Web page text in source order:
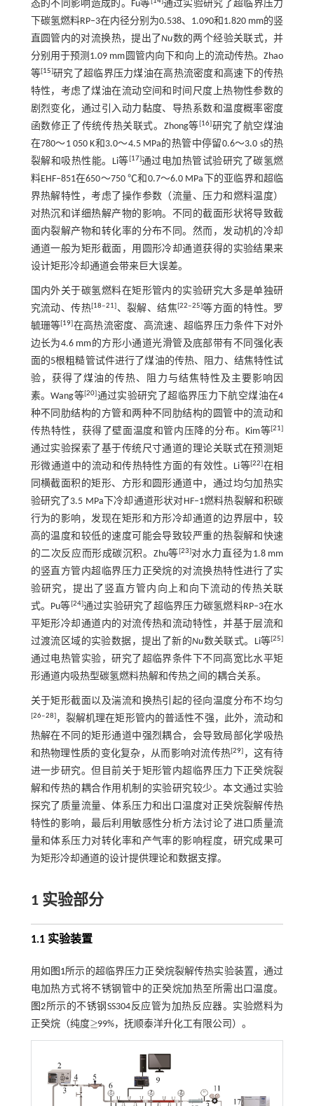
态的不同影响造成的。Fu等
通过实验研究了超临界压力
下碳氢燃料RP‒3在内径分别为0.538、1.090和1.820 mm的竖
直圆管内的对流换热，提出了Nu数的两个经验关联式，并
分别用于预测1.09 mm圆管内向下和向上的流动传热。Zhao
等[15]研究了超临界压力煤油在高热流密度和高速下的传热
特性，考虑了煤油在流动空间和时间尺度上热物性参数的
剧烈变化，通过引入动力黏度、导热系数和温度概率密度
函数修正了传统传热关联式。Zhong等[16]研究了航空煤油
在780～1 050 K和3.0～4.5 MPa的热管中停留0.6～3.0 s的热
裂解和吸热性能。Li等[17]通过电加热管试验研究了碳氢燃
料EHF‒851在650～750 ℃和0.7～6.0 MPa下的亚临界和超临
界热解特性，考虑了操作参数（流量、压力和燃料温度）
对热沉和详细热解产物的影响。不同的截面形状将导致截
面内裂解产物和转化率的分布不同。然而，发动机的冷却
通道一般为矩形截面，用圆形冷却通道获得的实验结果来
设计矩形冷却通道会带来巨大误差。
国内外关于碳氢燃料在矩形管内的实验研究大多是单独研
究流动、传热[18‒21] 、裂解、结焦[22‒25]等方面的特性。罗
毓珊等[19]在高热流密度、高流速、超临界压力条件下对外
边长为4.6 mm的方形小通道光滑管及底部带有不同强化表
面的5根粗糙管试件进行了煤油的传热、阻力、结焦特性试
验，获得了煤油的传热、阻力与结焦特性及主要影响因
素。Wang等[20]通过实验研究了超临界压力下航空煤油在4
种不同肋结构的方管和两种不同肋结构的圆管中的流动和
传热特性，获得了壁面温度和管内压降的分布。Kim等[21]
通过实验探索了基于传统尺寸通道的理论关联式在预测矩
形微通道中的流动和传热特性方面的有效性。Li等[22]在相
同横截面积的矩形、方形和圆形通道中，通过均匀加热实
验研究了3.5 MPa下冷却通道形状对HF‒1燃料热裂解和积碳
行为的影响，发现在矩形和方形冷却通道的边界层中，较
高的温度和较低的速度可能会导致较严重的热裂解和快速
的二次反应而形成碳沉积。Zhu等[23]对水力直径为1.8 mm
的竖直方管内超临界压力正癸烷的对流换热特性进行了实
验研究，提出了竖直方管内向上和向下流动的传热关联
式。Pu等[24]通过实验研究了超临界压力碳氢燃料RP‒3在水
平矩形冷却通道内的对流传热和流动特性，并基于层流和
过渡流区域的实验数据，提出了新的Nu数关联式。Li等[25]
通过电热管实验，研究了超临界条件下不同高宽比水平矩
形通道内吸热型碳氢燃料热解和传热之间的耦合关系。
关于矩形截面以及湍流和换热引起的径向温度分布不均匀
[26‒28]，裂解机理在矩形管内的普适性不强，此外，流动和
热解在不同的矩形通道中强烈耦合，会导致局部化学吸热
和热物理性质的变化复杂，从而影响对流传热[29] ，这有待
进一步研究。但目前关于矩形管内超临界压力下正癸烷裂
解和传热的耦合作用机制的实验研究较少。本文通过实验
探究了质量流量、体系压力和出口温度对正癸烷裂解传热
特性的影响，最后利用敏感性分析方法讨论了进口质量流
量和体系压力对转化率和产气率的影响程度，研究成果可
为矩形冷却通道的设计提供理论和数据支撑。
1 实验部分
1.1 实验装置
用如 图1所示的超临界压力正癸烷裂解传热实验装置，通过
电加热方式将不锈钢管中的正癸烷加热至所需出口温度。
图2所示的不锈钢SS304反应管为加热反应器。实验燃料为
正癸烷（纯度≥
≥ 99%，抚顺泰洋升化工有限公司）。